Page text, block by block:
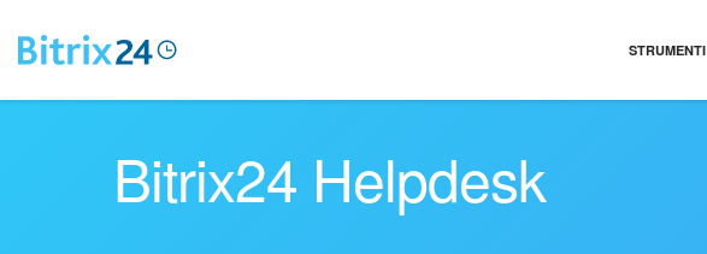
STRUMENTI
Bitrix24 Helpdesk